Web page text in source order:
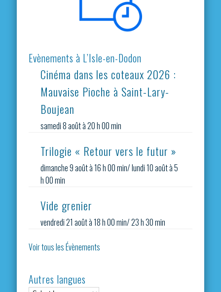
Evènements à L’Isle-en-Dodon
Cinéma dans les coteaux 2026 :
Mauvaise Pioche à Saint-Lary-
Boujean
samedi 8 août à 20 h 00 min
Trilogie « Retour vers le futur »
dimanche 9 août à 16 h 00 min/lundi 10 août à 5
h 00 min
Vide grenier
vendredi 21 août à 18 h 00 min/23 h 30 min
Voir tous les Évènements
Autres langues